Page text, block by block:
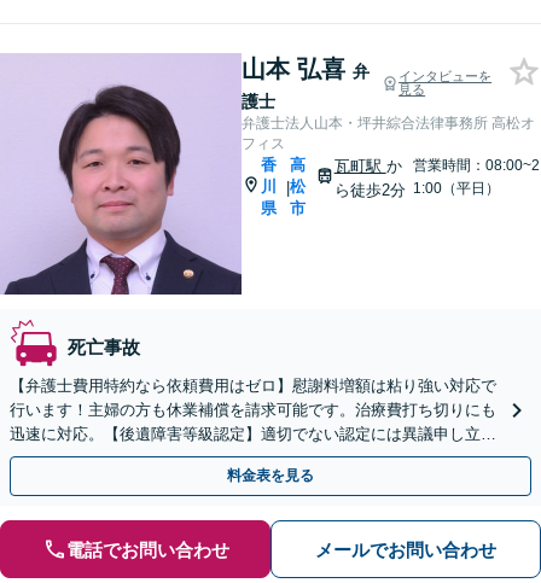
山本 弘喜 弁
護士
インタビューを
見る
弁護士法人山本・坪井綜合法律事務所 高松オ
フィス
香
川
県
|
高
松
市
瓦町駅 か
ら徒歩2分
営業時間：08:00~2
1:00（平日）
死亡事故
【弁護士費用特約なら依頼費用はゼロ】慰謝料増額は粘り強い対応で
行います！主婦の方も休業補償を請求可能です。治療費打ち切りにも
迅速に対応。【後遺障害等級認定】適切でない認定には異議申し立て
を！【瓦町駅徒歩2分】
料金表を見る
電話でお問い合わせ メールでお問い合わせ